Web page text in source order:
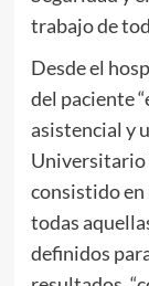
trabajo de
Desde el
del paciente
asistencial y
Universitario
consistido en
todas
definidos